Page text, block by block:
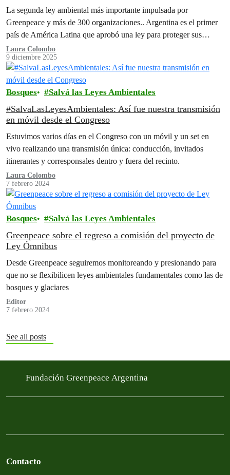
La segunda ley ambiental más importante impulsada por
Greenpeace y más de 300 organizaciones.. Argentina es el primer
país de América Latina que aprobó una ley para proteger sus
glaciares.
Laura Colombo
9 diciembre 2025
Bosques Salvá las Leyes Ambientales
#SalvaLasLeyesAmbientales: Así fue nuestra transmisión
en móvil desde el Congreso
Estuvimos varios días en el Congreso con un móvil y un set en
vivo realizando una transmisión única: conducción, invitados
itinerantes y corresponsales dentro y fuera del recinto.
Laura Colombo
7 febrero 2024
Bosques Salvá las Leyes Ambientales
Greenpeace sobre el regreso a comisión del proyecto de
Ley Ómnibus
Desde Greenpeace seguiremos monitoreando y presionando para
que no se flexibilicen leyes ambientales fundamentales como las de
bosques y glaciares
Editor
7 febrero 2024
See all posts
Fundación Greenpeace Argentina
Contacto